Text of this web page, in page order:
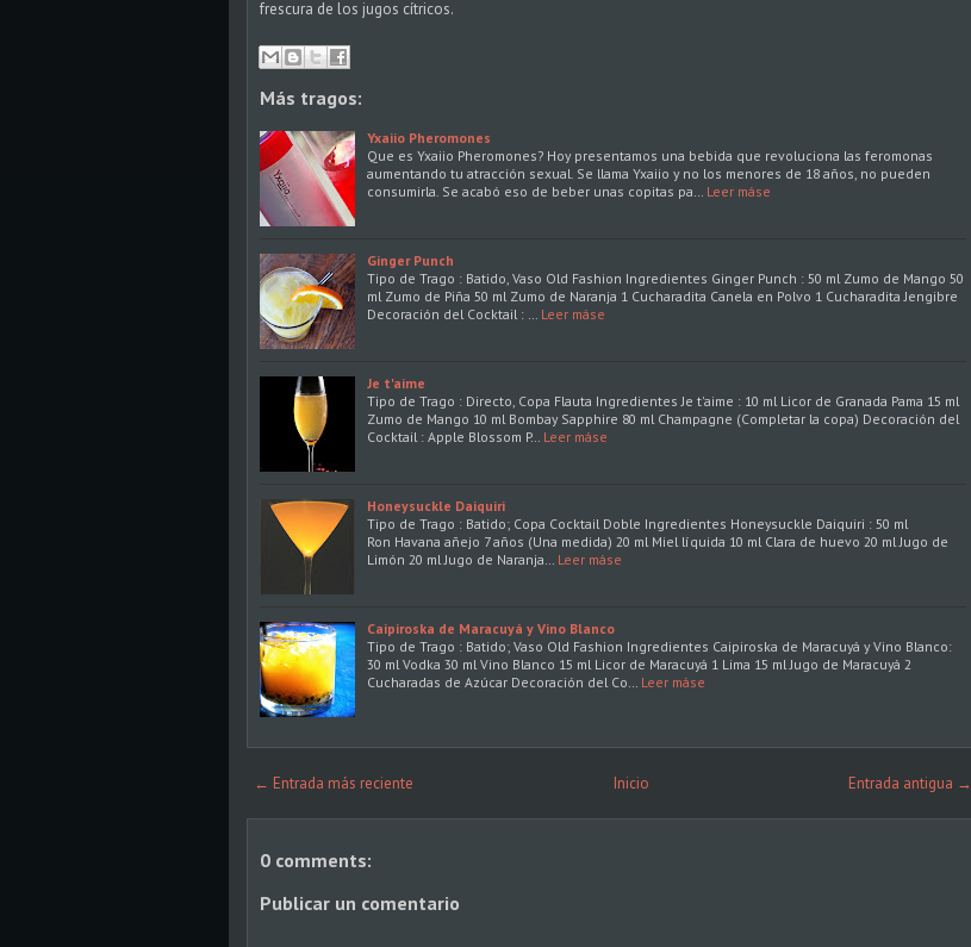
frescura de los jugos cítricos.
Más tragos:
Yxaiio Pheromones
Que es Yxaiio Pheromones? Hoy presentamos una bebida que revoluciona las feromonas
aumentando tu atracción sexual. Se llama Yxaiio y no los menores de 18 años, no pueden
consumirla. Se acabó eso de beber unas copitas pa…
Leer máse
Ginger Punch
Tipo de Trago : Batido, Vaso Old Fashion Ingredientes Ginger Punch : 50 ml Zumo de Mango 50
ml Zumo de Piña 50 ml Zumo de Naranja 1 Cucharadita Canela en Polvo 1 Cucharadita Jengibre
Decoración del Cocktail : …
Leer máse
Je t'aime
Tipo de Trago : Directo, Copa Flauta Ingredientes Je t'aime : 10 ml Licor de Granada Pama 15 ml
Zumo de Mango 10 ml Bombay Sapphire 80 ml Champagne (Completar la copa) Decoración del
Cocktail : Apple Blossom P…
Leer máse
Honeysuckle Daiquiri
Tipo de Trago : Batido; Copa Cocktail Doble Ingredientes Honeysuckle Daiquiri : 50 ml
Ron Havana añejo 7 años (Una medida) 20 ml Miel líquida 10 ml Clara de huevo 20 ml Jugo de
Limón 20 ml Jugo de Naranja…
Leer máse
Caipiroska de Maracuyá y Vino Blanco
Tipo de Trago : Batido; Vaso Old Fashion Ingredientes Caipiroska de Maracuyá y Vino Blanco:
30 ml Vodka 30 ml Vino Blanco 15 ml Licor de Maracuyá 1 Lima 15 ml Jugo de Maracuyá 2
Cucharadas de Azúcar Decoración del Co…
Leer máse
← Entrada más reciente Entrada antigua →
Inicio
0 comments:
Publicar un comentario